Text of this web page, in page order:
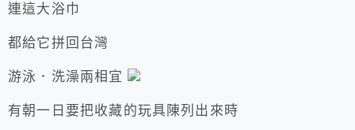
連這大浴巾
都給它拼回台灣
游泳．洗澡兩相宜
有朝一日要把收藏的玩具陳列出來時